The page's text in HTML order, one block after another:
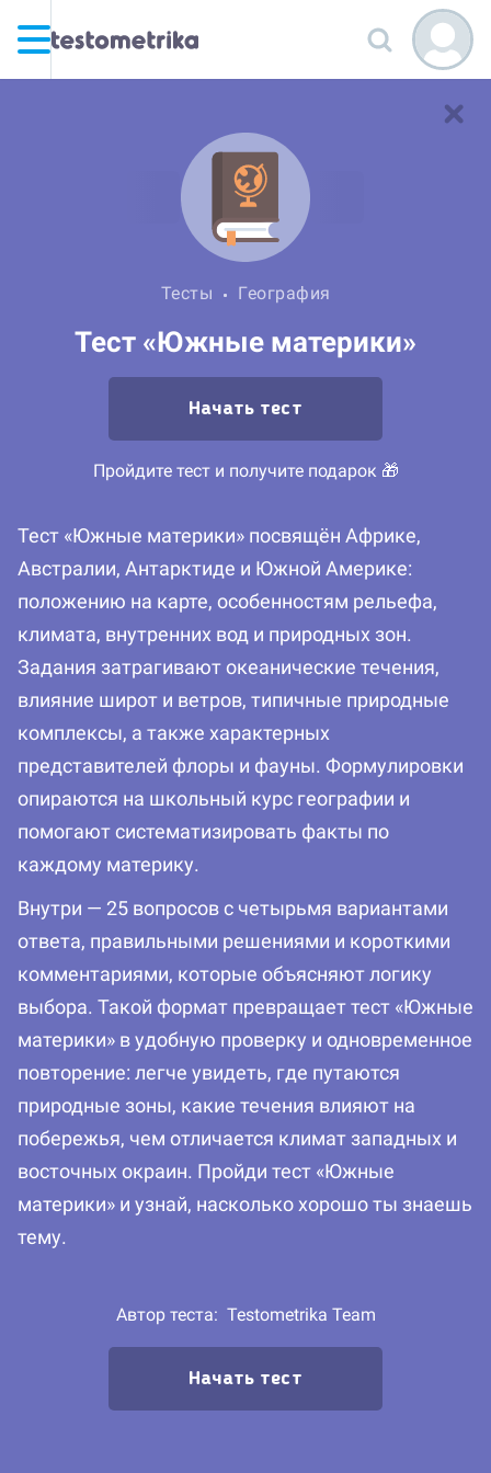
Тесты География
Тест «Южные материки»
Начать тест
Пройдите тест и получите подарок 🎁
Тест «Южные материки» посвящён Африке,
Австралии, Антарктиде и Южной Америке:
положению на карте, особенностям рельефа,
климата, внутренних вод и природных зон.
Задания затрагивают океанические течения,
влияние широт и ветров, типичные природные
комплексы, а также характерных
представителей флоры и фауны. Формулировки
опираются на школьный курс географии и
помогают систематизировать факты по
каждому материку.
Внутри — 25 вопросов с четырьмя вариантами
ответа, правильными решениями и короткими
комментариями, которые объясняют логику
выбора. Такой формат превращает тест «Южные
материки» в удобную проверку и одновременное
повторение: легче увидеть, где путаются
природные зоны, какие течения влияют на
побережья, чем отличается климат западных и
восточных окраин. Пройди тест «Южные
материки» и узнай, насколько хорошо ты знаешь
тему.
Автор теста: Testometrika Team
Начать тест